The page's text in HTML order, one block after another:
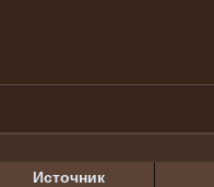
Источник